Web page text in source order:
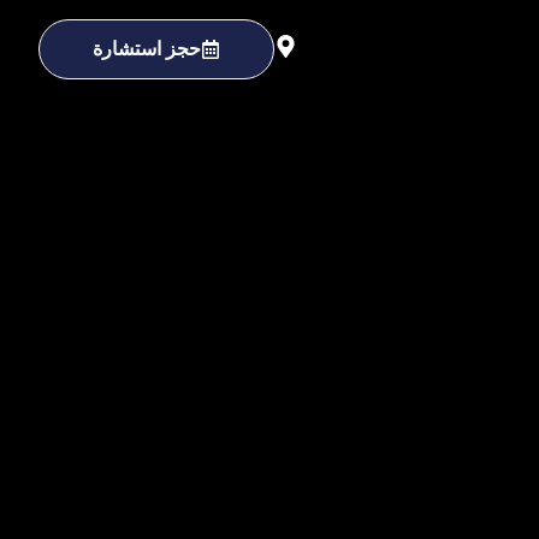
حجز استشارة